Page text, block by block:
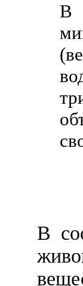
В
В